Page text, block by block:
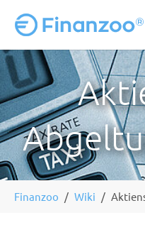
Zum Hauptinhalt springen
sind
Finanzoo Wiki